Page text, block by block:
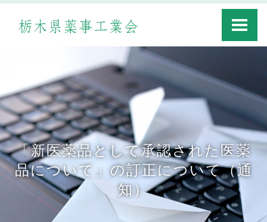
Toggle
「新医薬品として承認された医薬
品について」の訂正について（通
知）